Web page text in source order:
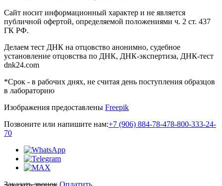
Сайт носит информационный характер и не является
публичной офертой, определяемой положениями ч. 2 ст. 437
ГК РФ.
Делаем тест ДНК на отцовство анонимно, судебное
установление отцовства по ДНК, ДНК-экспертиза, ДНК-тест
dnk24.com
*Срок - в рабочих днях, не считая день поступления образцов
в лабораторию
Изображения предоставлены Freepik
Позвоните или напишите нам:+7 (906) 884-78-478-800-333-24-
70
Заказать звонок Оплатить